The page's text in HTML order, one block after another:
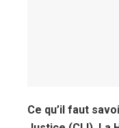
Ce qu’il faut